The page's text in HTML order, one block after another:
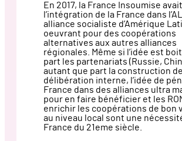
En 2017, la France Insoumise
l’intégration de la France dans
alliance socialiste d’Amérique
oeuvrant pour des coopérations
alternatives aux autres alliances
régionales. Même si l’idée est
part les partenariats (Russie,
autant que part la construction
délibération interne, l’idée de
France dans des alliances ultra
pour en faire bénéficier et les
enrichir les coopérations de bon
au niveau local sont une
France du 21eme siècle.